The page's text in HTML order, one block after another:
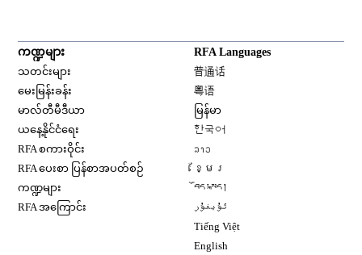
ကဏ္ဍများ
သတင်းများ
မေးမြန်းခန်း
မာလ်တီမီဒီယာ
ယနေ့နိုင်ငံရေး
RFA စကားဝိုင်း
RFA ပေးစာ ပြန်စာအပတ်စဉ်
ကဏ္ဍများ
RFA အကြောင်း
RFA Languages
普通话
粤语
မြန်မာ
한국어
ລາວ
ខ្មែរ
བོད་སྐད།
ئۇيغۇر
Tiếng Việt
English